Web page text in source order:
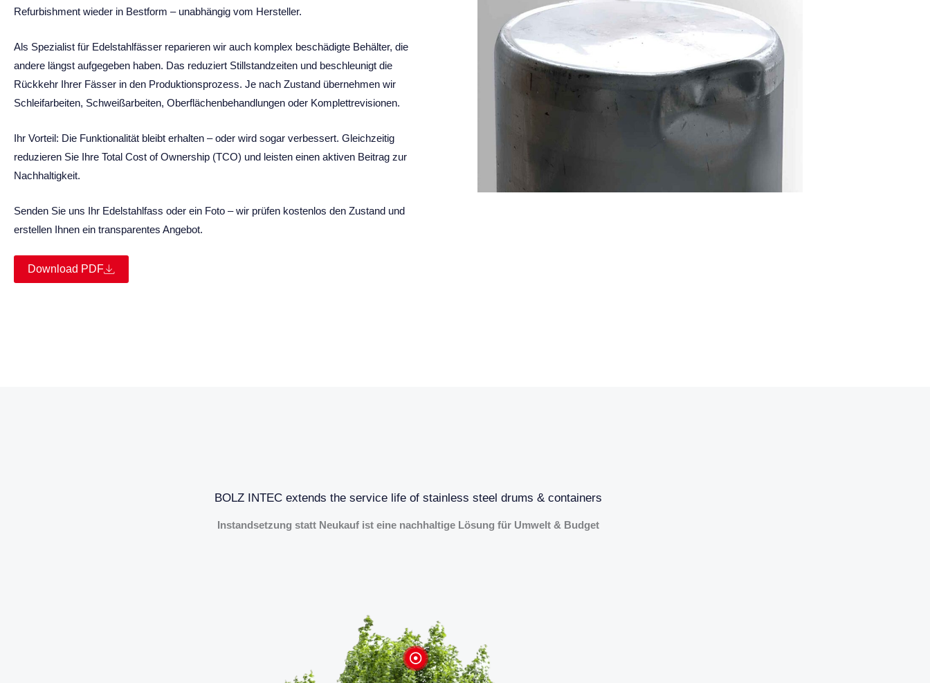
Refurbishment wieder in Bestform – unabhängig vom Hersteller.
Als Spezialist für Edelstahlfässer reparieren wir auch komplex beschädigte Behälter, die
andere längst aufgegeben haben. Das reduziert Stillstandzeiten und beschleunigt die
Rückkehr Ihrer Fässer in den Produktionsprozess. Je nach Zustand übernehmen wir
Schleifarbeiten, Schweißarbeiten, Oberflächenbehandlungen oder Komplettrevisionen.
Ihr Vorteil: Die Funktionalität bleibt erhalten – oder wird sogar verbessert. Gleichzeitig
reduzieren Sie Ihre Total Cost of Ownership (TCO) und leisten einen aktiven Beitrag zur
Nachhaltigkeit.
Senden Sie uns Ihr Edelstahlfass oder ein Foto – wir prüfen kostenlos den Zustand und
erstellen Ihnen ein transparentes Angebot.
Download PDF
BOLZ INTEC extends the service life of stainless steel drums & containers
Instandsetzung statt Neukauf ist eine nachhaltige Lösung für Umwelt & Budget